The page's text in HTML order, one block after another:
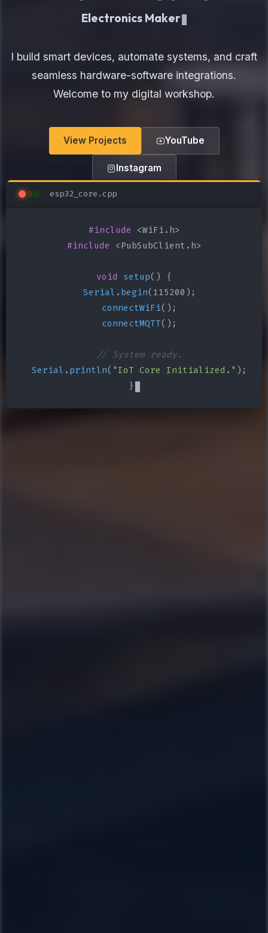
Elect
I build smart devices, automate systems, and craft
seamless hardware-software integrations.
Welcome to my digital workshop.
View Projects YouTube
Instagram
#include
#include
<PubSubClient.h>
void setup
() {
Serial
begin
(115200);
connectWiFi ();
connectMQTT();
// System ready.
Serial
println ( "IoT Core Initialized." );
}